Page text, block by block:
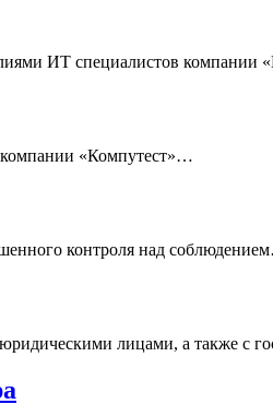
ИТ специалистов компании
«Компутест»…
контроля над
лицами, а также с